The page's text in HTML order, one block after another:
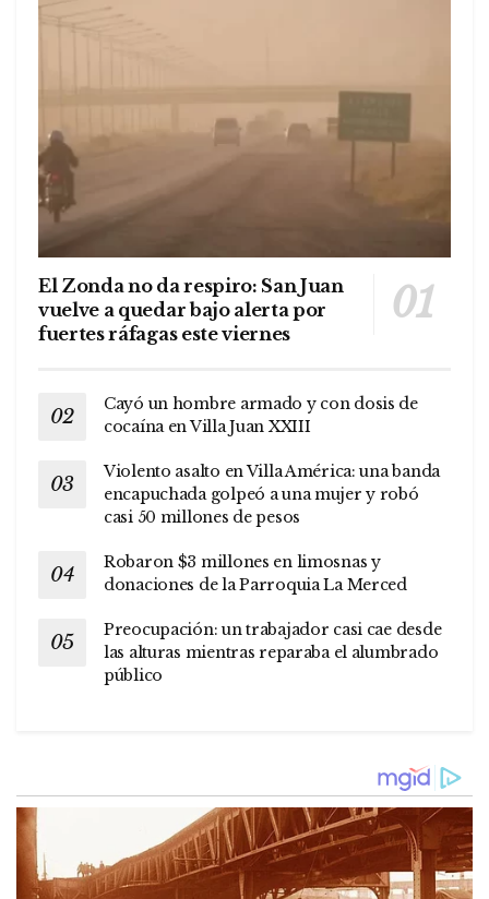
El Zonda no da respiro: San Juan
vuelve a quedar bajo alerta por
fuertes ráfagas este viernes
Cayó un hombre armado y con dosis de
cocaína en Villa Juan XXIII
Violento asalto en Villa América: una banda
encapuchada golpeó a una mujer y robó
casi 50 millones de pesos
Robaron $3 millones en limosnas y
donaciones de la Parroquia La Merced
Preocupación: un trabajador casi cae desde
las alturas mientras reparaba el alumbrado
público